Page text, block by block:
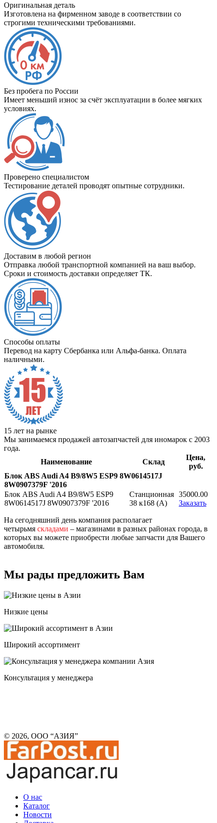
Оригинальная деталь
Изготовлена на фирменном заводе в соответствии со
строгими техническими требованиями.
Без пробега по России
Имеет меньший износ за счёт эксплуатации в более мягких
условиях.
Проверено специалистом
Тестирование деталей проводят опытные сотрудники.
Доставим в любой регион
Отправка любой транспортной компанией на ваш выбор.
Сроки и стоимость доставки определяет ТК.
Способы оплаты
Перевод на карту Сбербанка или Альфа-банка. Оплата
наличными.
15 лет на рынке
Мы занимаемся продажей автозапчастей для иномарок с 2003
года.
Наименование
Склад
Цена,
руб.
Блок ABS Audi A4 B9/8W5 ESP9 8W0614517J
8W0907379F '2016
Блок ABS Audi A4 B9/8W5 ESP9
8W0614517J 8W0907379F '2016
Станционная
38 к168 (A)
35000.00
Заказать
На сегодняшний день компания располагает
четырьмя складами – магазинами в разных районах города, в
которых вы можете приобрести любые запчасти для Вашего
автомобиля.
Мы рады предложить Вам
Низкие цены
Широкий ассортимент
Консультация у менеджера
© 2026, ООО “АЗИЯ”
О нас
Каталог
Новости